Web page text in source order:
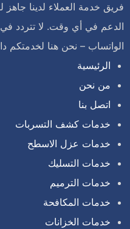
فريق خدمة العملاء لدينا
الدعم في أي وقت. لا تتردد في
الواتساب – نحن هنا لخدمتكم
الرئيسية
من نحن
اتصل بنا
خدمات كشف التسربات
خدمات عزل الاسطح
خدمات التسليك
خدمات الترميم
خدمات المكافحة
خدمات الخزانات